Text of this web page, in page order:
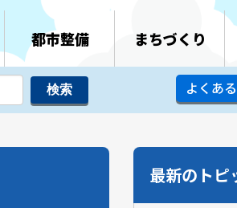
都市整備 まちづくり
よくあ
最新のトピ